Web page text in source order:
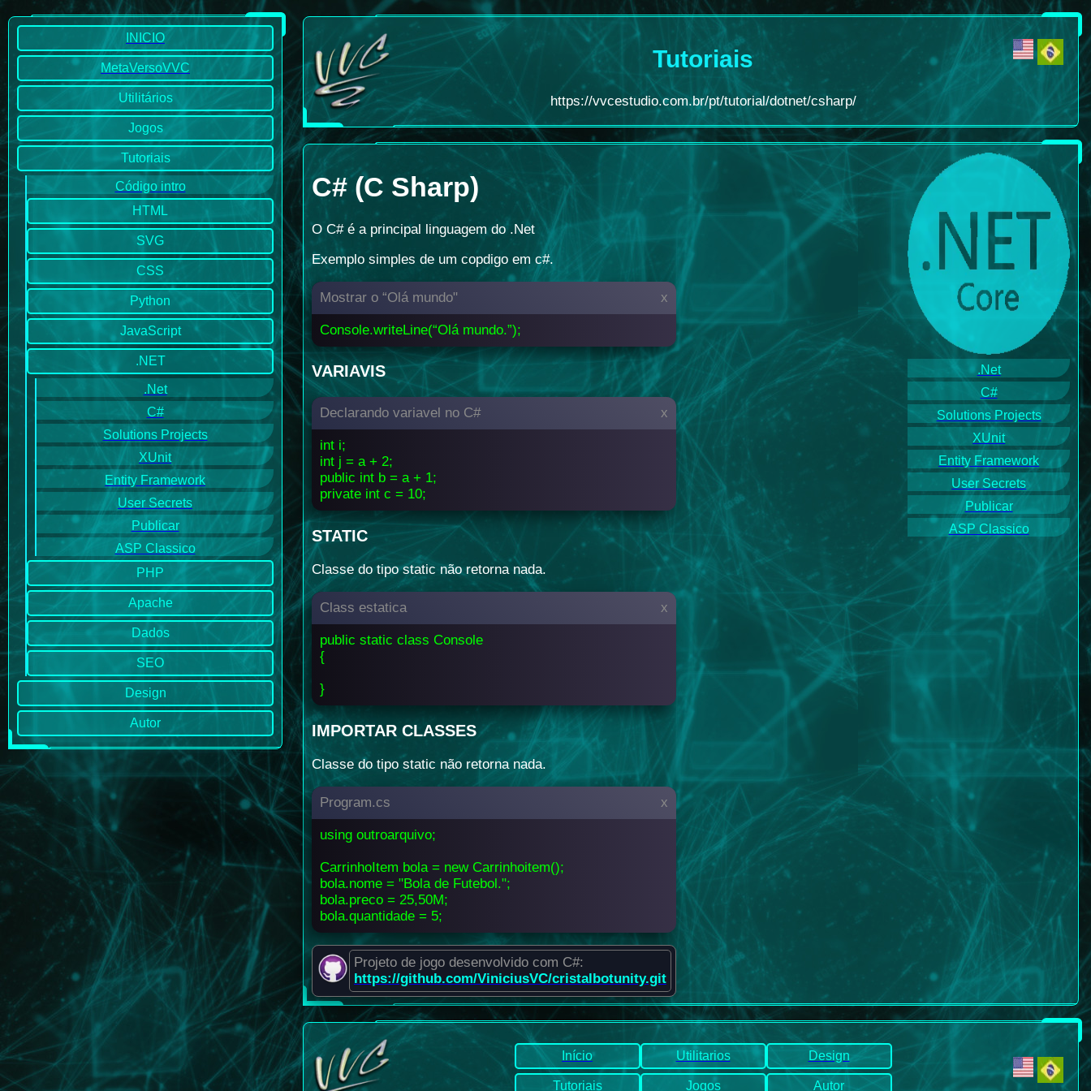
INICIO
MetaVersoVVC
Utilitários
Jogos
Tutoriais
Código intro
HTML
SVG
CSS
Python
JavaScript
.NET
.Net
C#
Solutions Projects
XUnit
Entity Framework
User Secrets
Publicar
ASP Classico
PHP
Apache
Dados
SEO
Design
Autor
Tutoriais
https://vvcestudio.com.br/pt/tutorial/dotnet/csharp/
C# (C Sharp)
O C# é a principal linguagem do .Net
Exemplo simples de um copdigo em c#.
Mostrar o “Olá mundo" x
Console.writeLine(“Olá mundo.”);
VARIAVIS
Declarando variavel no C# x
int i;
int j = a + 2;
public int b = a + 1;
private int c = 10;
STATIC
Classe do tipo static não retorna nada.
Class estatica x
public static class Console
{
}
IMPORTAR CLASSES
Classe do tipo static não retorna nada.
Program.cs x
using outroarquivo;
CarrinhoItem bola = new Carrinhoitem();
bola.nome = "Bola de Futebol.";
bola.preco = 25,50M;
bola.quantidade = 5;
Projeto de jogo desenvolvido com C#:
https://github.com/ViniciusVC/cristalbotunity.git
.Net
C#
Solutions Projects
XUnit
Entity Framework
User Secrets
Publicar
ASP Classico
Início
Tutoriais
Utilitarios
Jogos
Design
Autor